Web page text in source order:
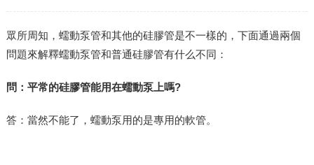
眾所周知，蠕動泵管和其他的硅膠管是不一樣的，下面通過兩個
問題來解釋蠕動泵管和普通硅膠管有什么不同：
問：平常的硅膠管能用在蠕動泵上嗎?
答：當然不能了，蠕動泵用的是專用的軟管。